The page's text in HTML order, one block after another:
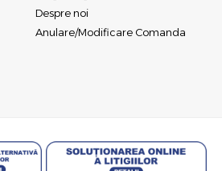
Despre noi
Anulare/Modificare Comanda